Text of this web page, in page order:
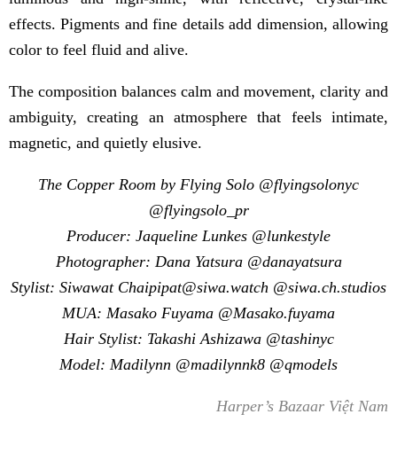
effects. Pigments and fine details add dimension, allowing
color to feel fluid and alive.
The composition balances calm and movement, clarity and
ambiguity, creating an atmosphere that feels intimate,
magnetic, and quietly elusive.
The Copper Room by Flying Solo @flyingsolonyc
@flyingsolo_pr
Producer: Jaqueline Lunkes @lunkestyle
Photographer: Dana Yatsura @danayatsura
Stylist: Siwawat Chaipipat@siwa.watch @siwa.ch.studios
MUA: Masako Fuyama @Masako.fuyama
Hair Stylist: Takashi Ashizawa @tashinyc
Model: Madilynn @madilynnk8 @qmodels
Harper’s Bazaar Việt Nam